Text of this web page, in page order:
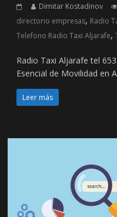
Dimitar Kostadinov
directorio empresas, Radio
Telefono Radio Taxi Aljarafe,
Radio Taxi Aljarafe tel
Esencial de Movilidad en
Leer más